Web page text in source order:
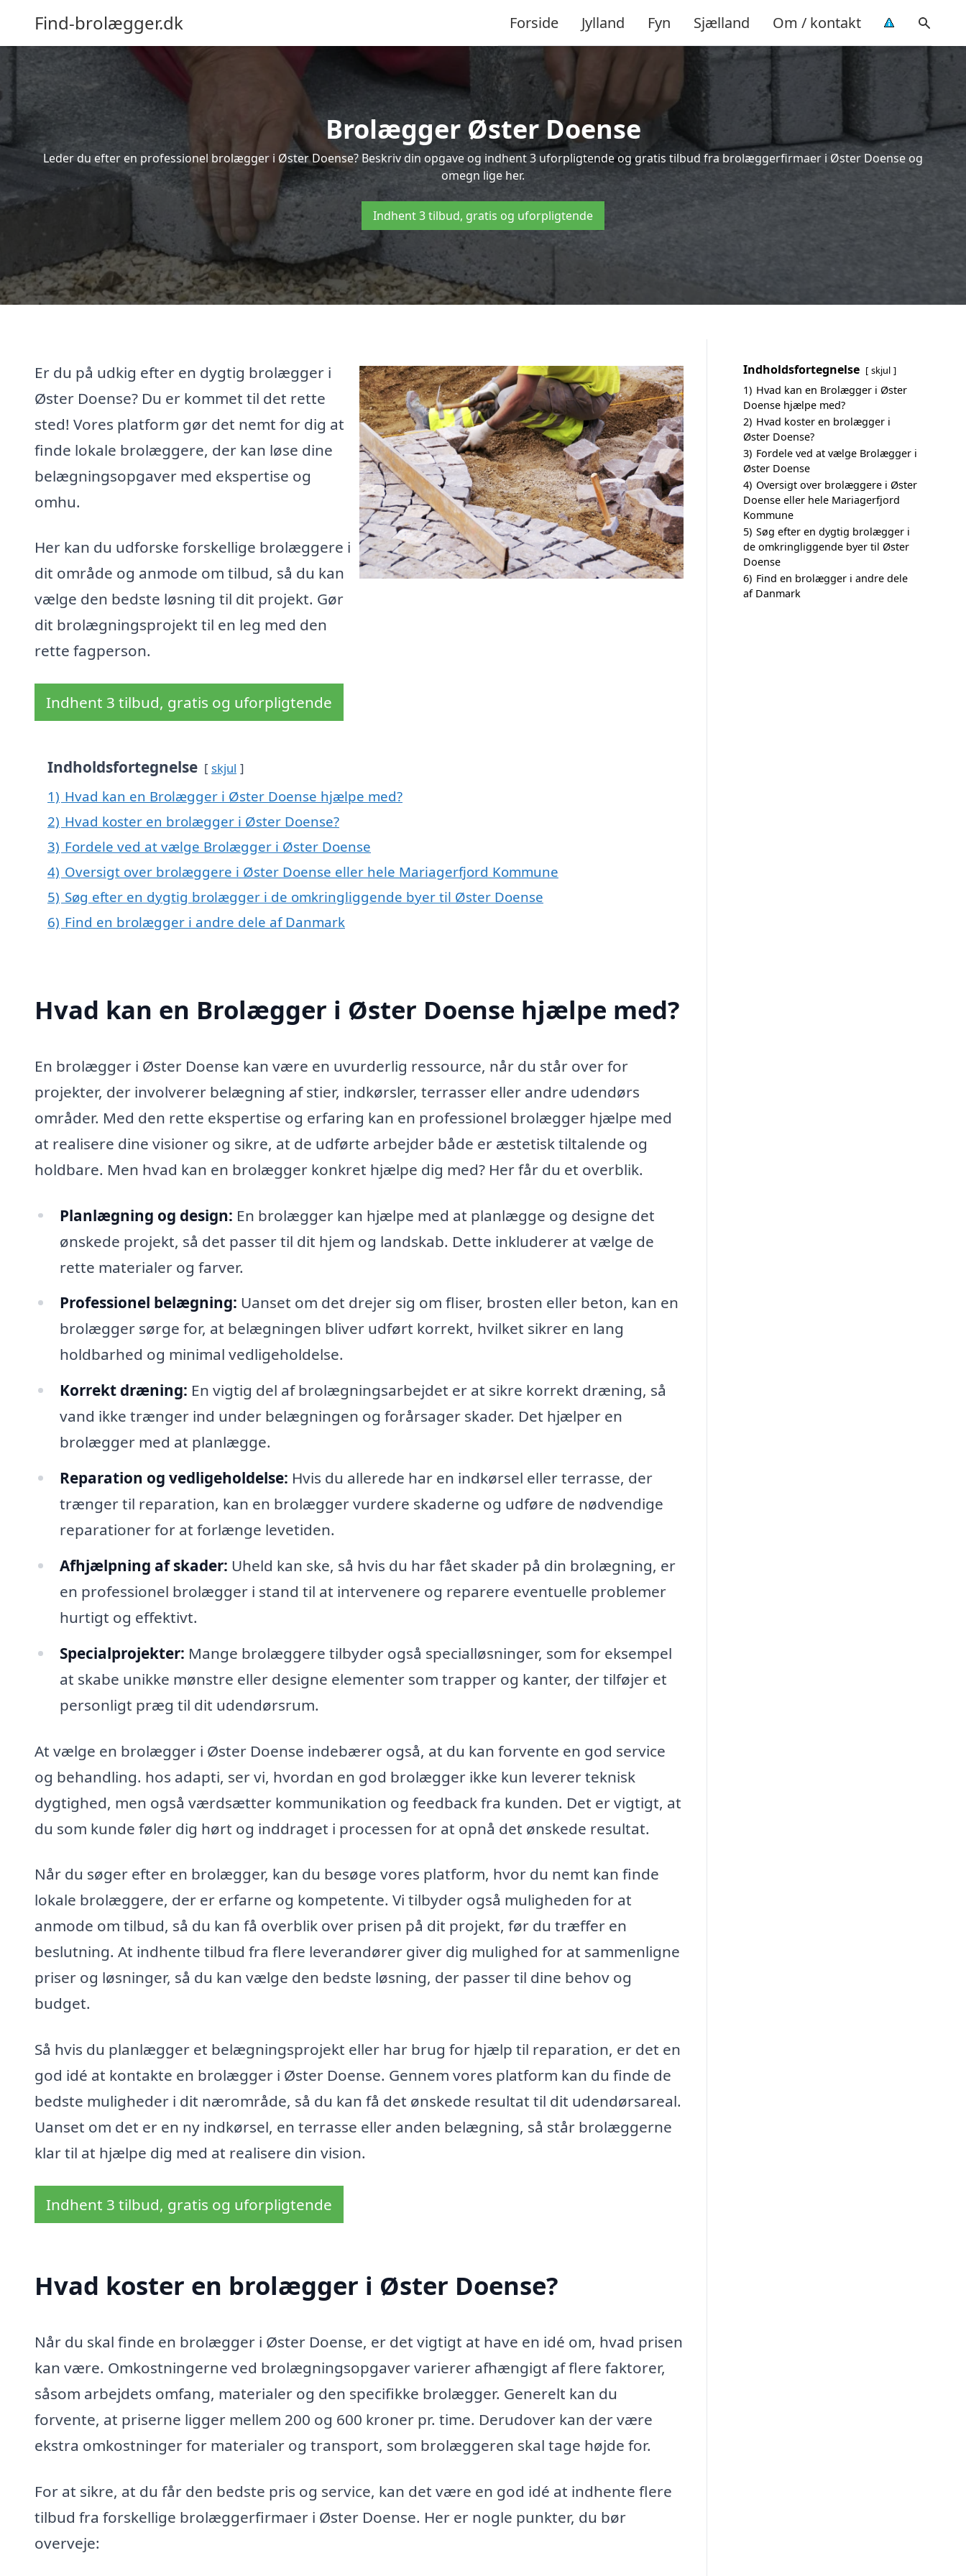
Find-brolægger.dk Forside Jylland Fyn Sjælland Om / kontakt
Brolægger Øster Doense
Leder du efter en professionel brolægger i Øster Doense? Beskriv din opgave og indhent 3 uforpligtende og gratis tilbud fra brolæggerfirmaer i Øster Doense og
omegn lige her.
Indhent 3 tilbud, gratis og uforpligtende
Er du på udkig efter en dygtig brolægger i
Øster Doense? Du er kommet til det rette
sted! Vores platform gør det nemt for dig at
finde lokale brolæggere, der kan løse dine
belægningsopgaver med ekspertise og
omhu.
Her kan du udforske forskellige brolæggere i
dit område og anmode om tilbud, så du kan
vælge den bedste løsning til dit projekt. Gør
dit brolægningsprojekt til en leg med den
rette fagperson.
Indhent 3 tilbud, gratis og uforpligtende
Indholdsfortegnelse skjul
1) Hvad kan en Brolægger i Øster Doense hjælpe med?
2) Hvad koster en brolægger i Øster Doense?
3) Fordele ved at vælge Brolægger i Øster Doense
4) Oversigt over brolæggere i Øster Doense eller hele Mariagerfjord Kommune
5) Søg efter en dygtig brolægger i de omkringliggende byer til Øster Doense
6) Find en brolægger i andre dele af Danmark
Hvad kan en Brolægger i Øster Doense hjælpe med?
En brolægger i Øster Doense kan være en uvurderlig ressource, når du står over for
projekter, der involverer belægning af stier, indkørsler, terrasser eller andre udendørs
områder. Med den rette ekspertise og erfaring kan en professionel brolægger hjælpe med
at realisere dine visioner og sikre, at de udførte arbejder både er æstetisk tiltalende og
holdbare. Men hvad kan en brolægger konkret hjælpe dig med? Her får du et overblik.
Planlægning og design: En brolægger kan hjælpe med at planlægge og designe det
ønskede projekt, så det passer til dit hjem og landskab. Dette inkluderer at vælge de
rette materialer og farver.
Professionel belægning: Uanset om det drejer sig om fliser, brosten eller beton, kan en
brolægger sørge for, at belægningen bliver udført korrekt, hvilket sikrer en lang
holdbarhed og minimal vedligeholdelse.
Korrekt dræning: En vigtig del af brolægningsarbejdet er at sikre korrekt dræning, så
vand ikke trænger ind under belægningen og forårsager skader. Det hjælper en
brolægger med at planlægge.
Reparation og vedligeholdelse: Hvis du allerede har en indkørsel eller terrasse, der
trænger til reparation, kan en brolægger vurdere skaderne og udføre de nødvendige
reparationer for at forlænge levetiden.
Afhjælpning af skader: Uheld kan ske, så hvis du har fået skader på din brolægning, er
en professionel brolægger i stand til at intervenere og reparere eventuelle problemer
hurtigt og effektivt.
Specialprojekter: Mange brolæggere tilbyder også specialløsninger, som for eksempel
at skabe unikke mønstre eller designe elementer som trapper og kanter, der tilføjer et
personligt præg til dit udendørsrum.
At vælge en brolægger i Øster Doense indebærer også, at du kan forvente en god service
og behandling. hos adapti, ser vi, hvordan en god brolægger ikke kun leverer teknisk
dygtighed, men også værdsætter kommunikation og feedback fra kunden. Det er vigtigt, at
du som kunde føler dig hørt og inddraget i processen for at opnå det ønskede resultat.
Når du søger efter en brolægger, kan du besøge vores platform, hvor du nemt kan finde
lokale brolæggere, der er erfarne og kompetente. Vi tilbyder også muligheden for at
anmode om tilbud, så du kan få overblik over prisen på dit projekt, før du træffer en
beslutning. At indhente tilbud fra flere leverandører giver dig mulighed for at sammenligne
priser og løsninger, så du kan vælge den bedste løsning, der passer til dine behov og
budget.
Så hvis du planlægger et belægningsprojekt eller har brug for hjælp til reparation, er det en
god idé at kontakte en brolægger i Øster Doense. Gennem vores platform kan du finde de
bedste muligheder i dit nærområde, så du kan få det ønskede resultat til dit udendørsareal.
Uanset om det er en ny indkørsel, en terrasse eller anden belægning, så står brolæggerne
klar til at hjælpe dig med at realisere din vision.
Indhent 3 tilbud, gratis og uforpligtende
Hvad koster en brolægger i Øster Doense?
Når du skal finde en brolægger i Øster Doense, er det vigtigt at have en idé om, hvad prisen
kan være. Omkostningerne ved brolægningsopgaver varierer afhængigt af flere faktorer,
såsom arbejdets omfang, materialer og den specifikke brolægger. Generelt kan du
forvente, at priserne ligger mellem 200 og 600 kroner pr. time. Derudover kan der være
ekstra omkostninger for materialer og transport, som brolæggeren skal tage højde for.
For at sikre, at du får den bedste pris og service, kan det være en god idé at indhente flere
tilbud fra forskellige brolæggerfirmaer i Øster Doense. Her er nogle punkter, du bør
overveje:
Indholdsfortegnelse skjul
1) Hvad kan en Brolægger i Øster
Doense hjælpe med?
2) Hvad koster en brolægger i
Øster Doense?
3) Fordele ved at vælge Brolægger i
Øster Doense
4) Oversigt over brolæggere i Øster
Doense eller hele Mariagerfjord
Kommune
5) Søg efter en dygtig brolægger i
de omkringliggende byer til Øster
Doense
6) Find en brolægger i andre dele
af Danmark